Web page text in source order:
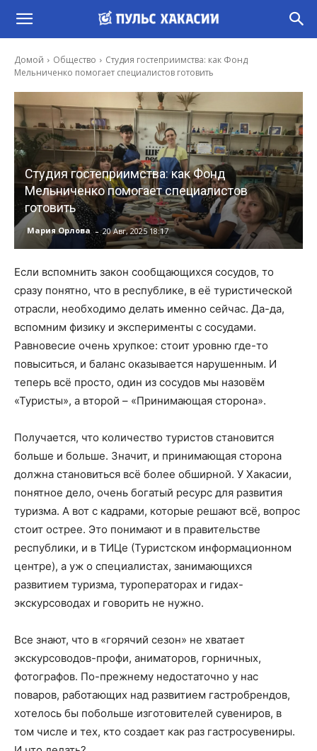
Домой Общество
Студия гостеприимства: как Фонд
Мельниченко помогает специалистов готовить
Студия гостеприимства: как Фонд
Мельниченко помогает специалистов
готовить
Мария Орлова - 20 Авг, 2025 18:17
Если вспомнить закон сообщающихся сосудов, то
сразу понятно, что в республике, в её туристической
отрасли, необходимо делать именно сейчас. Да-да,
вспомним физику и эксперименты с сосудами.
Равновесие очень хрупкое: стоит уровню где-то
повыситься, и баланс оказывается нарушенным. И
теперь всё просто, один из сосудов мы назовём
«Туристы», а второй – «Принимающая сторона».
Получается, что количество туристов становится
больше и больше. Значит, и принимающая сторона
должна становиться всё более обширной. У Хакасии,
понятное дело, очень богатый ресурс для развития
туризма. А вот с кадрами, которые решают всё, вопрос
стоит острее. Это понимают и в правительстве
республики, и в ТИЦе (Туристском информационном
центре), а уж о специалистах, занимающихся
развитием туризма, туроператорах и гидах-
экскурсоводах и говорить не нужно.
Все знают, что в «горячий сезон» не хватает
экскурсоводов-профи, аниматоров, горничных,
фотографов. По-прежнему недостаточно у нас
поваров, работающих над развитием гастробрендов,
хотелось бы побольше изготовителей сувениров, в
том числе и тех, кто создает как раз гастросувениры.